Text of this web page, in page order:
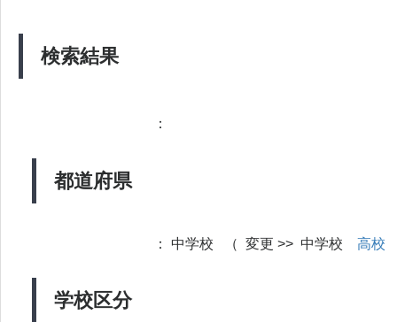
検索結果
都道府県
：
学校区分
： 中学校 （ 変更 >> 中学校 高校